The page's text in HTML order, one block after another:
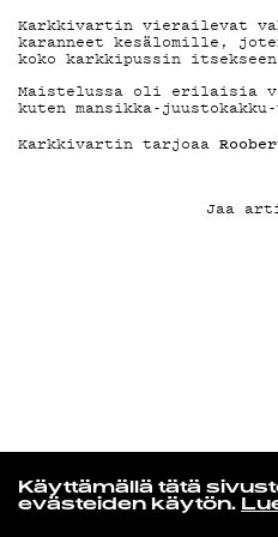
Käyttämällä tätä
evästeiden käytön.
Florence Adooni
Mam Pe'ela Su'ure
KIRJAUDU SISÄÄN
Karkkivartin vierailevat
karanneet kesälomille,
koko karkkipussin
Maistelussa oli erilaisia
kuten mansikka-
Karkkivartin tarjoaa
Jaa